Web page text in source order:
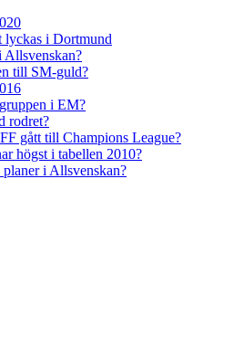
lyckas i Dortmund
till SM-guld?
i EM?
rodret?
gått till Champions League?
högst i tabellen 2010?
i Allsvenskan?